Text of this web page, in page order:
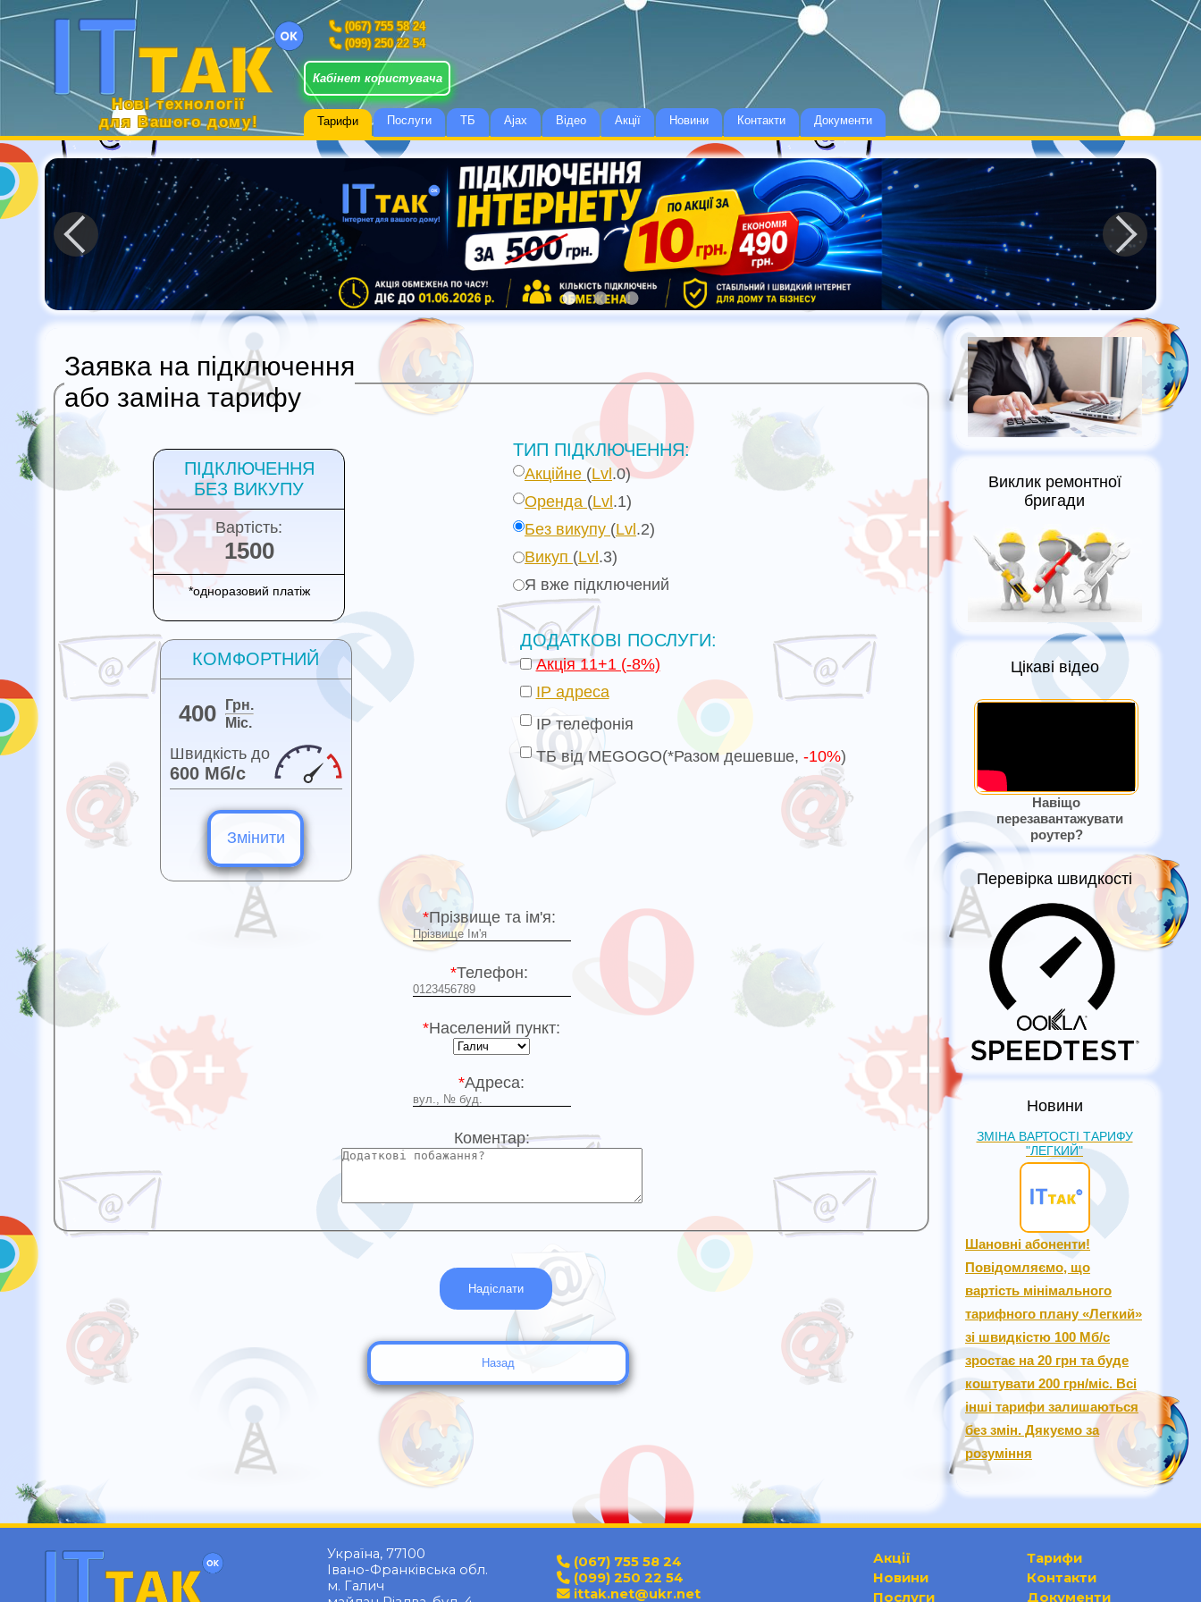
Нові технології
для Вашого дому!
(067) 755 58 24
(099) 250 22 54
Кабінет користувача
Тарифи Послуги ТБ Ajax Відео Акції Новини Контакти Документи
Виклик ремонтної
бригади
Цікаві відео
Навіщо
перезавантажувати
роутер?
Перевірка швидкості
Новини
ЗМІНА ВАРТОСТІ ТАРИФУ
"ЛЕГКИЙ"
Шановні абоненти!
Повідомляємо, що
вартість мінімального
тарифного плану «Легкий»
зі швидкістю 100 Мб/с
зростає на 20 грн та буде
коштувати 200 грн/міс. Всі
інші тарифи залишаються
без змін. Дякуємо за
розуміння
Заявка на підключення
або заміна тарифу
ПІДКЛЮЧЕННЯ
БЕЗ ВИКУПУ
Вартість:
1500
*одноразовий платіж
ТИП ПІДКЛЮЧЕННЯ:
Акційне (Lvl.0)
Оренда (Lvl.1)
Без викупу (Lvl.2)
Викуп (Lvl.3)
Я вже підключений
КОМФОРТНИЙ
400
Грн.
Міс.
Швидкість до
600 Мб/с
Змінити
ДОДАТКОВІ ПОСЛУГИ:
Акція 11+1 (-8%)
IP адреса
IP телефонія
ТБ від MEGOGO(*Разом дешевше, -10%)
*Прізвище та ім'я:
*Телефон:
*Населений пункт:
*Адреса:
Коментар:
Назад
Україна, 77100
Івано-Франківська обл.
м. Галич
(067) 755 58 24
(099) 250 22 54
ittak.net@ukr.net
Акції
Новини
Послуги
Тарифи
Контакти
Документи